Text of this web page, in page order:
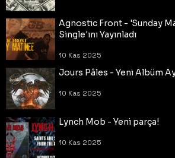
Agnostic Front - 'Sunday
Single'ını Yayınladı
10 Kas 2025
Jours Pâles - Yeni Albüm
10 Kas 2025
Lynch Mob - Yeni parça!
10 Kas 2025